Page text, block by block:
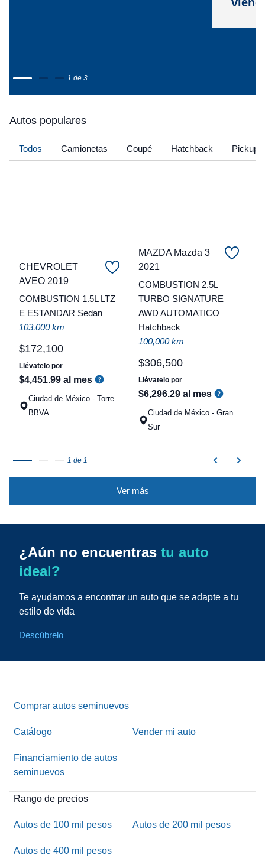
1 de 3
Autos populares
Todos Camionetas Coupé Hatchback Pickup
CHEVROLET
AVEO 2019
COMBUSTION 1.5L LTZ
E ESTANDAR Sedan
103,000 km
$172,100
Llévatelo por
$4,451.99 al mes
Ciudad de México - Torre
BBVA
MAZDA Mazda 3
2021
COMBUSTION 2.5L
TURBO SIGNATURE
AWD AUTOMATICO
Hatchback
100,000 km
$306,500
Llévatelo por
$6,296.29 al mes
Ciudad de México - Gran
Sur
1 de 1
Ver más
¿Aún no encuentras tu auto
ideal?
Te ayudamos a encontrar un auto que se adapte a tu
estilo de vida
Descúbrelo
Comprar autos seminuevos
Catálogo Vender mi auto
Financiamiento de autos
seminuevos
Rango de precios
Autos de 100 mil pesos Autos de 200 mil pesos
Autos de 400 mil pesos